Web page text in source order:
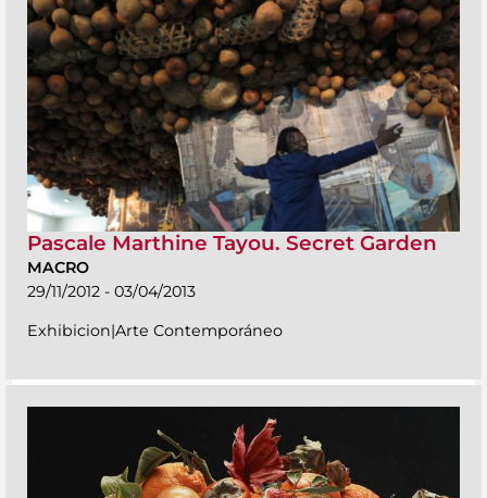
Pascale Marthine Tayou. Secret Garden
MACRO
29/11/2012 - 03/04/2013
Exhibicion|Arte Contemporáneo